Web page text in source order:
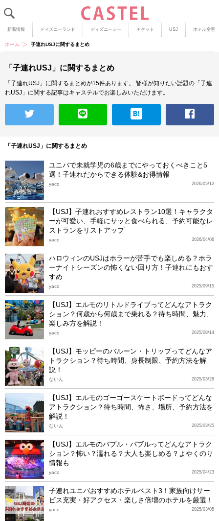
新着情報 ディズニーランド ディズニーシー チケット USJ ホテル空室
ホーム 子連れUSJに関するまとめ
「子連れUSJ」に関するまとめ
「子連れUSJ」に関するまとめが15件あります。
皆様が知りたい話題の「子連
れUSJ」に関する記事はキャステルでお楽しみいただけます。
「子連れUSJ」に関するまとめ
ユニバで未就学児の6歳までにやっておくべきこと5
選！子連れだからできる体験&お得情報
2026/05/12
yaco
【USJ】子連れおすすめレストラン10選！キャラクタ
ーが可愛い、手軽にサッと食べられる、予約可能なレ
ストランをリストアップ
2026/04/06
yaco
ハロウィンのUSJはホラーが苦手でも楽しめる？ホラ
ーナイトシーズンの怖くない回り方！子連れにもおす
すめ
2025/09/15
yaco
【USJ】エルモのリトルドライブってどんなアトラク
ション？何歳から何歳まで乗れる？待ち時間、魅力、
楽しみ方を解説！
2025/08/14
yaco
【USJ】モッピーのバルーン・トリップってどんなア
トラクション？待ち時間、身長制限、予約方法を解
説！
2025/03/28
ないん
【USJ】エルモのゴーゴースケートボードってどんな
アトラクション？待ち時間、怖さ、場所、予約方法を
解説！
2025/03/25
ないん
【USJ】エルモのバブル・バブルってどんなアトラク
ション？怖い？濡れる？大人も楽しめる？よやくのり
情報も
2025/04/23
yaco
子連れユニバおすすめホテルベスト3！家族向けサー
ビス充実・好アクセス・楽しさ倍増のホテルを厳選！
2025/03/05
yaco